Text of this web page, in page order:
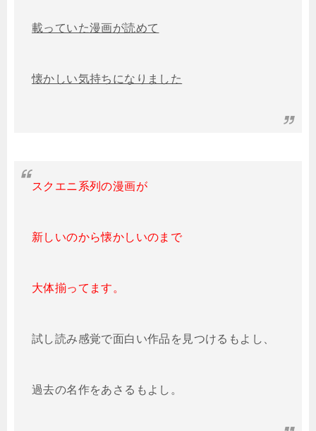
載っていた漫画が読めて
懐かしい気持ちになりました
スクエニ系列の漫画が
新しいのから懐かしいのまで
大体揃ってます。
試し読み感覚で面白い作品を見つけるもよし、
過去の名作をあさるもよし。